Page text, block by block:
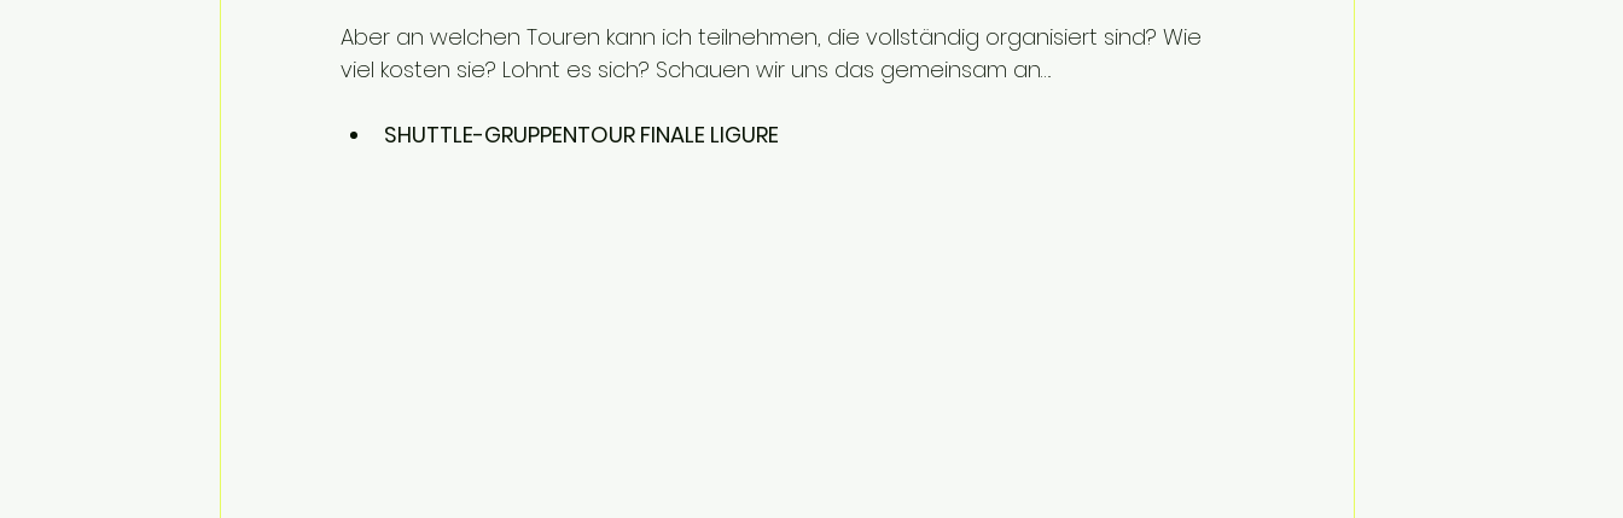
Aber an welchen Touren kann ich teilnehmen, die vollständig organisiert sind? Wie
viel kosten sie? Lohnt es sich? Schauen wir uns das gemeinsam an….
SHUTTLE-GRUPPENTOUR FINALE LIGURE